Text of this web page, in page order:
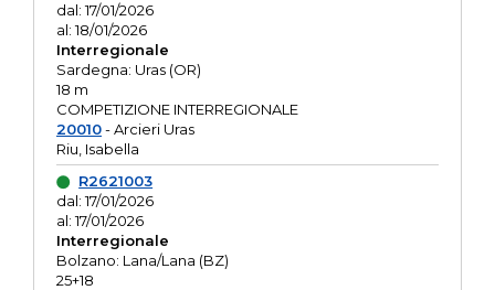
dal: 17/01/2026
al: 18/01/2026
Interregionale
Sardegna: Uras (OR)
18 m
COMPETIZIONE INTERREGIONALE
20010- Arcieri Uras
Riu, Isabella
R2621003
dal: 17/01/2026
al: 17/01/2026
Interregionale
Bolzano: Lana/Lana (BZ)
25+18